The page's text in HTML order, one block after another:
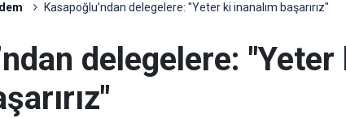
Kasapoğlu’ndan delegelere: "Yeter ki inanalım başarırız"
delegelere: "Yeter